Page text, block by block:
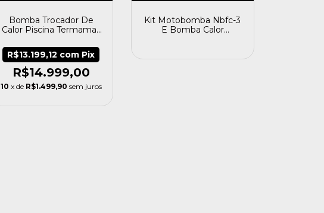
Bomba Trocador De
Calor Piscina Termamax
R$14.999,00
R$13.199,12 com Pix
10 x de R$1.499,90 sem juros
Kit Motobomba Nbfc-3
E Bomba Calor